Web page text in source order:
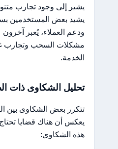
يشير إلى وجود تجارب
يشيد بعض المستخدمين
ودعم العملاء، يُعبر
مشكلات السحب وتجارب
الخدمة.
تحليل الشكاوى ذات
تتكرر بعض الشكاوى بين
يعكس أن هناك قضايا
هذه الشكاوى: